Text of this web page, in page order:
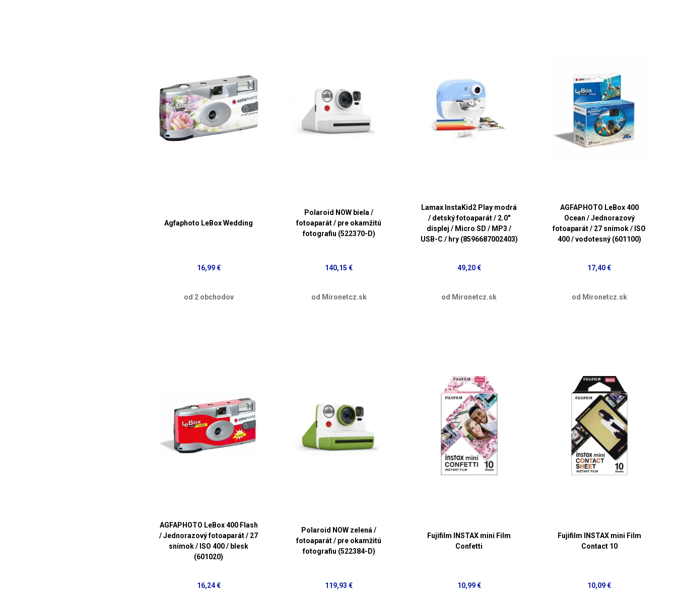
Agfaphoto LeBox Wedding
16,99 €
od 2 obchodov
Polaroid NOW biela /
fotoaparát / pre okamžitú
fotografiu (522370-D)
140,15 €
od Mironetcz.sk
Lamax InstaKid2 Play modrá
/ detský fotoaparát / 2.0"
displej / Micro SD / MP3 /
USB-C / hry (8596687002403)
49,20 €
od Mironetcz.sk
AGFAPHOTO LeBox 400
Ocean / Jednorazový
fotoaparát / 27 snímok / ISO
400 / vodotesný (601100)
17,40 €
od Mironetcz.sk
AGFAPHOTO LeBox 400 Flash
/ Jednorazový fotoaparát / 27
snímok / ISO 400 / blesk
(601020)
16,24 €
Polaroid NOW zelená /
fotoaparát / pre okamžitú
fotografiu (522384-D)
119,93 €
Fujifilm INSTAX mini Film
Confetti
10,99 €
Fujifilm INSTAX mini Film
Contact 10
10,09 €